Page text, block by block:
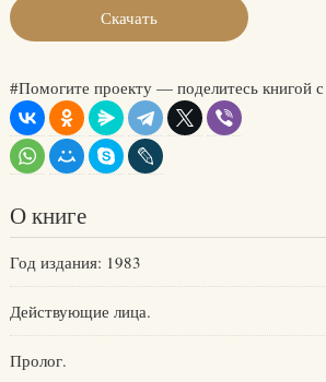
Скачать
#Помогите проекту — поделитесь книгой
О книге
Год издания: 1983
Действующие лица.
Пролог.